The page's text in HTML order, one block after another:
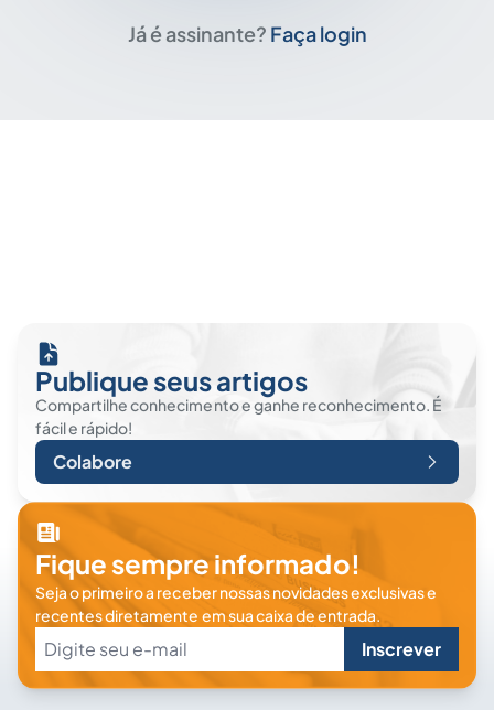
Já é assinante? Faça login
Publique seus artigos
Compartilhe conhecimento e ganhe reconhecimento. É
fácil e rápido!
Colabore
Fique sempre informado!
Seja o primeiro a receber nossas novidades exclusivas e
recentes diretamente em sua caixa de entrada.
Inscrever